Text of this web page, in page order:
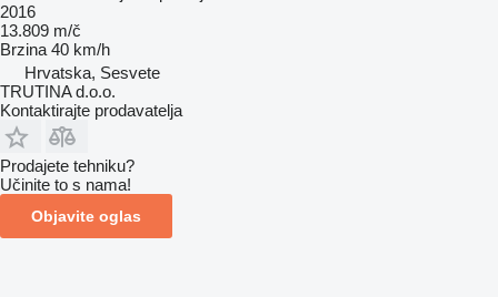
2016
13.809 m/č
Brzina 40 km/h
Hrvatska, Sesvete
TRUTINA d.o.o.
Kontaktirajte prodavatelja
Prodajete tehniku?
Učinite to s nama!
Objavite oglas